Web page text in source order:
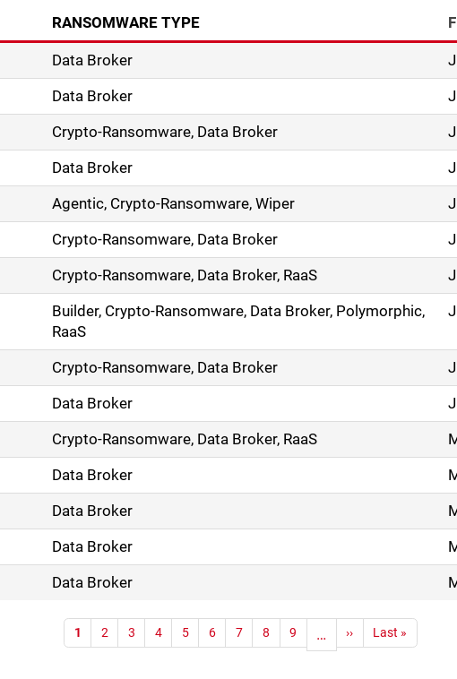
RANSOMWARE TYPE
Data Broker
Data Broker
Crypto-Ransomware, Data Broker
Data Broker
Agentic, Crypto-Ransomware, Wiper
Crypto-Ransomware, Data Broker
Crypto-Ransomware, Data Broker, RaaS
Builder, Crypto-Ransomware, Data Broker, Polymorphic,
RaaS
Crypto-Ransomware, Data Broker
Data Broker
Crypto-Ransomware, Data Broker, RaaS
Data Broker
Data Broker
Data Broker
Data Broker
1 2 3 4 5 6 7 8 9 … ›› Last »